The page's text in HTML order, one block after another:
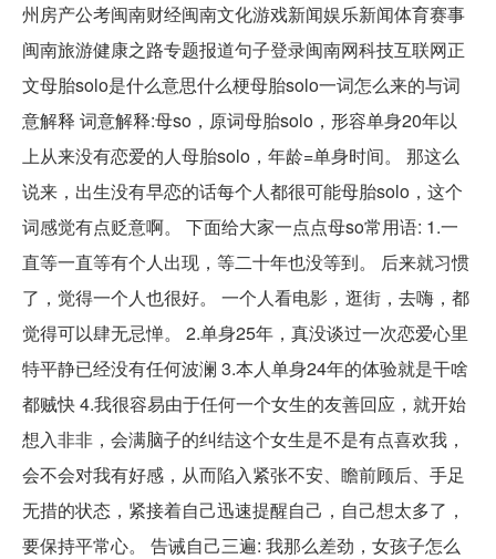
州房产公考闽南财经闽南文化游戏新闻娱乐新闻体育赛事
闽南旅游健康之路专题报道句子登录闽南网科技互联网正
文母胎solo是什么意思什么梗母胎solo一词怎么来的与词
意解释 词意解释:母so，原词母胎solo，形容单身20年以
上从来没有恋爱的人母胎solo，年龄=单身时间。 那这么
说来，出生没有早恋的话每个人都很可能母胎solo，这个
词感觉有点贬意啊。 下面给大家一点点母so常用语: 1.一
直等一直等有个人出现，等二十年也没等到。 后来就习惯
了，觉得一个人也很好。 一个人看电影，逛街，去嗨，都
觉得可以肆无忌惮。 2.单身25年，真没谈过一次恋爱心里
特平静已经没有任何波澜 3.本人单身24年的体验就是干啥
都贼快 4.我很容易由于任何一个女生的友善回应，就开始
想入非非，会满脑子的纠结这个女生是不是有点喜欢我，
会不会对我有好感，从而陷入紧张不安、瞻前顾后、手足
无措的状态，紧接着自己迅速提醒自己，自己想太多了，
要保持平常心。 告诫自己三遍: 我那么差劲，女孩子怎么